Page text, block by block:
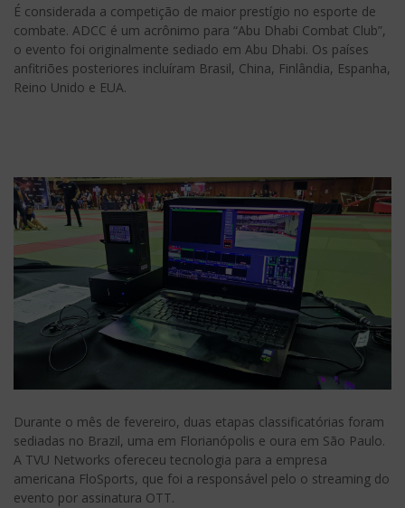
É considerada a competição de maior prestígio no esporte de
combate. ADCC é um acrônimo para “Abu Dhabi Combat Club”,
o evento foi originalmente sediado em Abu Dhabi. Os países
anfitriões posteriores incluíram Brasil, China, Finlândia, Espanha,
Reino Unido e EUA.
Durante o mês de fevereiro, duas etapas classificatórias foram
sediadas no Brazil, uma em Florianópolis e oura em São Paulo.
A TVU Networks ofereceu tecnologia para a empresa
americana FloSports, que foi a responsável pelo o streaming do
evento por assinatura OTT.